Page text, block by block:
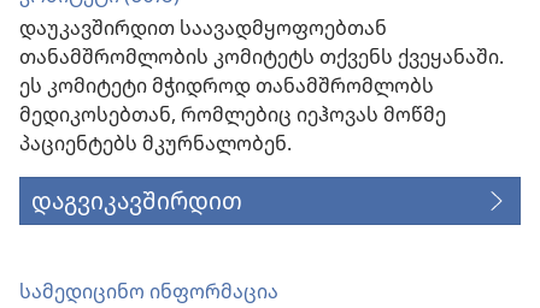
დაუკავშირდით საავადმყოფოებთან
თანამშრომლობის კომიტეტს თქვენს ქვეყანაში.
ეს კომიტეტი მჭიდროდ თანამშრომლობს
მედიკოსებთან, რომლებიც იეჰოვას მოწმე
პაციენტებს მკურნალობენ.
დაგვიკავშირდით
სამედიცინო ინფორმაცია